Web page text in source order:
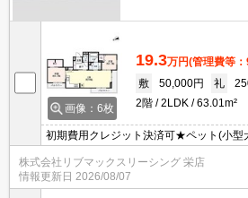
画像：6枚
19.3万円(管理費等
敷
50,000円 礼
2階
2LDK 63.01m²
初期費用クレジット決済可★ペット(小型
トWiFi無料★追い炊き機能など設備充実
内にあって便利な立地です！
株式会社リブマックスリーシング 栄店
情報更新日 2026/08/07